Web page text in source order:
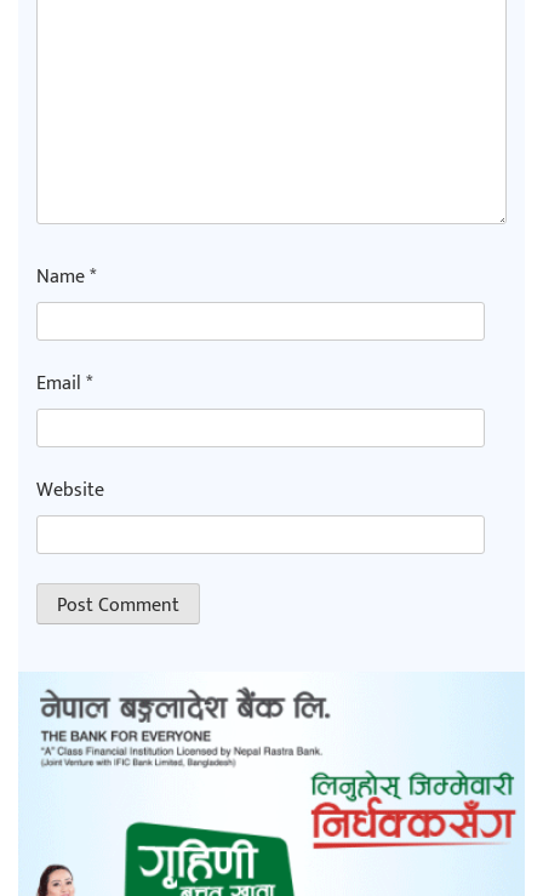
Name*
Email*
Website